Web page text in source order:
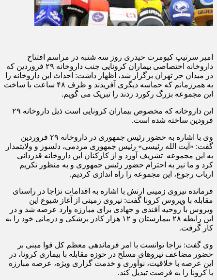
امیر سرتیپ کیومرث حیدری روز سه شنبه در مراسم افتتاح
داروخانه اختصاصی بیماران کرونایی جنب داروخانه ۲۹ فروردین که
در میدان حر تهران برگزار شد، اظهار داشت: احداث این داروخانه را
به همرزمانم که حماسه دیگری آفریدند و ظرف ۴۸ ساعت با ساخت
این مجموعه بزرگ رکورد زدند را تبریک می گویم.
این داروخانه که مخصوص بیماران کرونایی است ذیل داروخانه ۲۹
فرودین ساخته شده است.
وی با اشاره به حضور رئیس جمهوری در داروخانه ۲۹ فروردین
گفت: «آیت الله رئیسی» رئیس جمهوری مردمی، دلسوز و ولایتمدار
به این مجموعه تشریف آورد و از کارکنان این داروخانه قدردانی
کرد و ما نیز به احترام حضور رئیس جمهوری و به منظور تکریم
ارباب رجوع، این مجموعه را راه اندازی کردیم.
فرمانده نیروی زمینی ارتش با اشاره به اقدامات نزاجا در راستای
مقابله با ویروس کرونا گفت: نیروی زمینی از آغاز شیوع این
ویروس با روحیه آفندی و جهادی برای مبارزه وارد عرصه شد و در
این رابطه ۲۸ بیمارستان و ۱۲ هزار کادر پزشکی و درمانی خود را به
کار گرفت.
وی گفت: نزاجا توانست با امر فرماندهی معظم کل قوا مبنی بر
حضور مضاعف نیروهای مسلح در حوزه مقابله با بیماری کرونا، در
این عرصه با خلاقیت، نوآوری و خدمت گزاری ویژه، عرصه مبارزه
با کرونا را به فرصت تبدیل کند.